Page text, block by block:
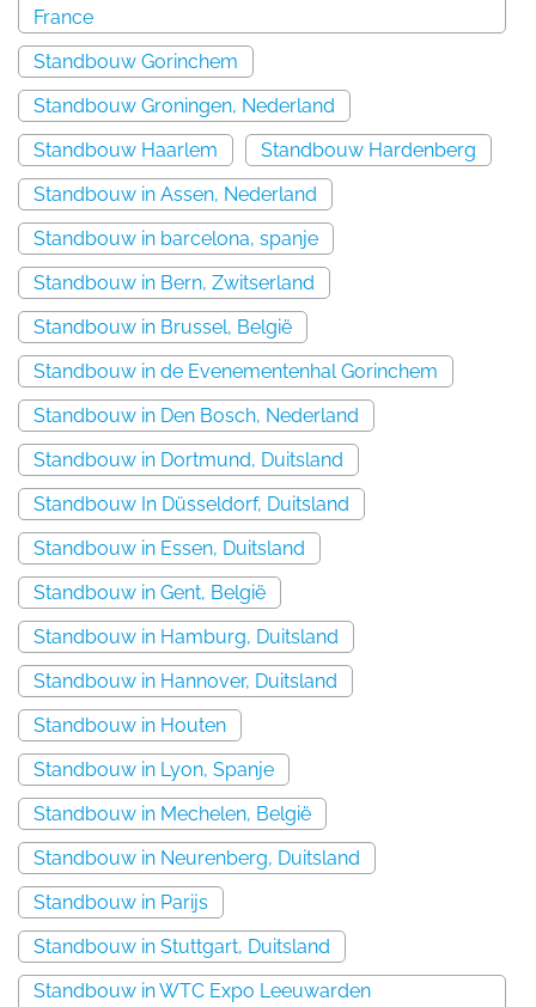
France
Standbouw Gorinchem
Standbouw Groningen, Nederland
Standbouw Haarlem
Standbouw Hardenberg
Standbouw in Assen, Nederland
Standbouw in barcelona, spanje
Standbouw in Bern, Zwitserland
Standbouw in Brussel, België
Standbouw in de Evenementenhal Gorinchem
Standbouw in Den Bosch, Nederland
Standbouw in Dortmund, Duitsland
Standbouw In Düsseldorf, Duitsland
Standbouw in Essen, Duitsland
Standbouw in Gent, België
Standbouw in Hamburg, Duitsland
Standbouw in Hannover, Duitsland
Standbouw in Houten
Standbouw in Lyon, Spanje
Standbouw in Mechelen, België
Standbouw in Neurenberg, Duitsland
Standbouw in Parijs
Standbouw in Stuttgart, Duitsland
Standbouw in WTC Expo Leeuwarden